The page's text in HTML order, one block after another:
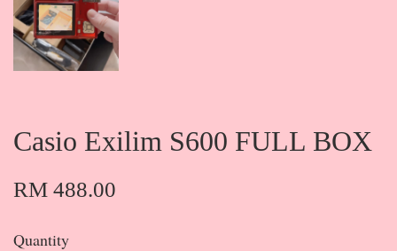
Casio Exilim S600 FULL BOX
RM 488.00
Quantity